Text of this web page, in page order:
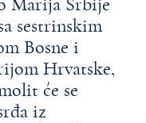
Marija Srbije
sestrinskim
Bosne i
Hrvatske,
će se
iz